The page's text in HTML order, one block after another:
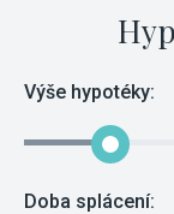
Výše hypotéky:
Doba splácení: